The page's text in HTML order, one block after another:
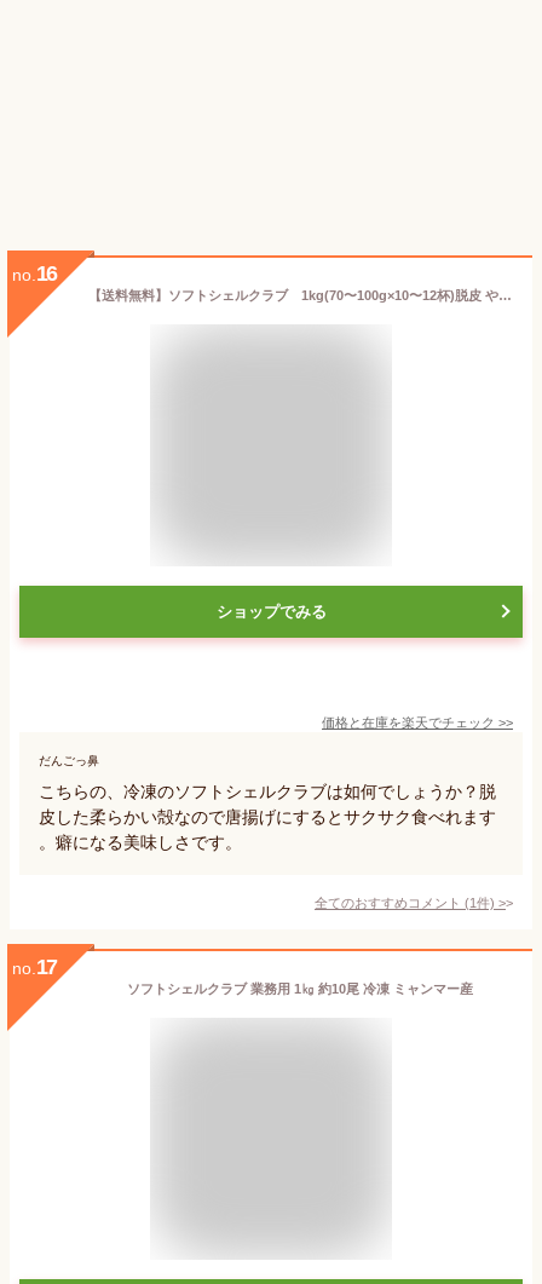
no. 16
【送料無料】ソフトシェルクラブ 1kg(70〜100g×10〜12杯)脱皮 やわらかい かに カニ 蟹 ソフトシェル クラブ 業務用 卸売り ケース売り お徳用 まとめ売り アジア お中元 お取り寄せ
ショップでみる
価格と在庫を楽天でチェック >>
だんごっ鼻
こちらの、冷凍のソフトシェルクラブは如何でしょうか？脱
皮した柔らかい殻なので唐揚げにするとサクサク食べれます
。癖になる美味しさです。
全てのおすすめコメント (1件) >
no. 17
ソフトシェルクラブ 業務用 1㎏ 約10尾 冷凍 ミャンマー産